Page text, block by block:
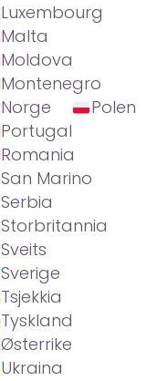
Luxembourg
Malta
Moldova
Montenegro
Norge
Polen
Portugal
Romania
San Marino
Serbia
Storbritannia
Sveits
Sverige
Tsjekkia
Tyskland
Østerrike
Ukraina